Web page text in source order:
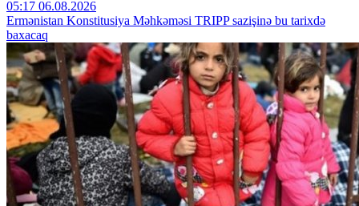
05:17 06.08.2026
Ermənistan Konstitusiya Məhkəməsi TRIPP sazişinə bu tarixdə
baxacaq